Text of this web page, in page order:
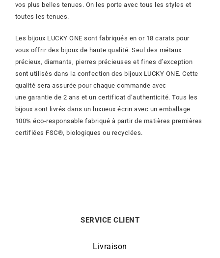
vos plus belles tenues. On les porte avec tous les styles et
toutes les tenues.
Les bijoux LUCKY ONE sont fabriqués en or 18 carats pour
vous offrir des bijoux de haute qualité. Seul des métaux
précieux, diamants, pierres précieuses et fines d’exception
sont utilisés dans la confection des bijoux LUCKY ONE. Cette
qualité sera assurée pour chaque commande avec
une garantie de 2 ans et un certificat d’authenticité. Tous les
bijoux sont livrés dans un luxueux écrin avec un emballage
100% éco-responsable fabriqué à partir de matières premières
certifiées FSC®, biologiques ou recyclées.
SERVICE CLIENT
Livraison